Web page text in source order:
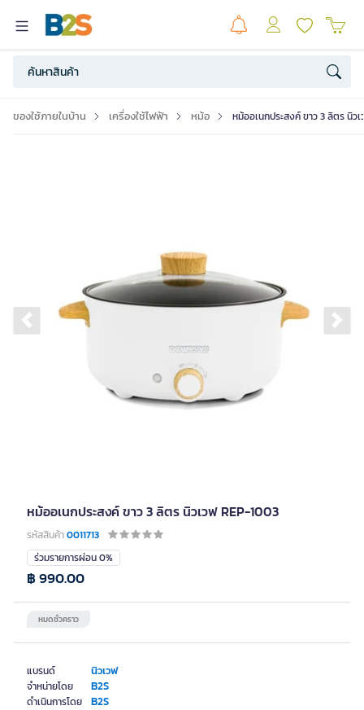
ของใช้ภายในบ้าน เครื่องใช้ไฟฟ้า หม้อ หม้ออเนกประสงค์ ขาว 3 ลิตร นิว
Previous slide
หม้ออเนกประสงค์ ขาว 3 ลิตร นิวเวฟ REP-1003
รหัสสินค้า0011713
แบรนด์ นิวเวฟ
จำหน่ายโดย B2S
ดำเนินการโดย B2S
ร่วมรายการผ่อน 0%
หมดชั่วคราว
฿ 990.00